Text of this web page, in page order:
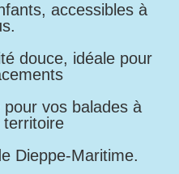
accessibles à
douce, idéale pour
vos balades à
Dieppe-Maritime.